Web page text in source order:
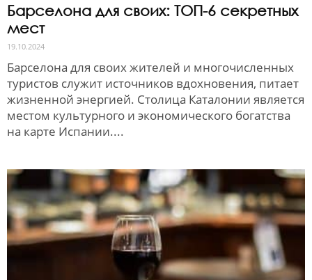
Барселона для своих: ТОП-6 секретных
мест
19.10.2024
Барселона для своих жителей и многочисленных
туристов служит источников вдохновения, питает
жизненной энергией. Столица Каталонии является
местом культурного и экономического богатства
на карте Испании....